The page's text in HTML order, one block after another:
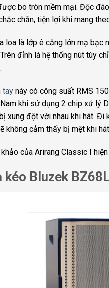
bo tròn mềm mại. Độc
chắn, tiện lợi khi mang
loa là lớp ê căng lớn mạ bạc
đỉnh là hệ thống nút tùy
tay này có công suất RMS
khi sử dụng 2 chip xử lý
xung đột với nhau khi hát. Đi
không cảm thấy bị mệt khi
của Arirang Classic I
Bluzek